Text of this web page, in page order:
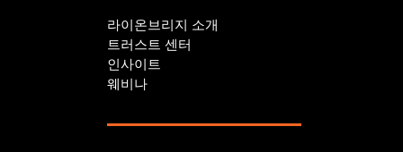
라이온브리지 소개
트러스트 센터
인사이트
웨비나